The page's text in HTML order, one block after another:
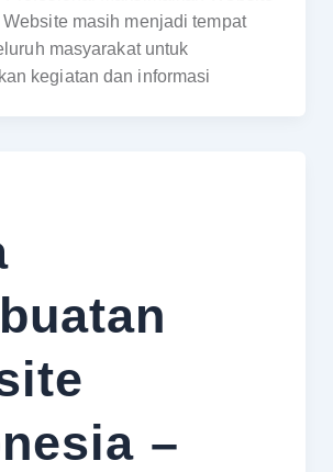
masih menjadi tempat
masyarakat untuk
kegiatan dan informasi
–